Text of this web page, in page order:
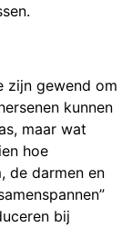
zijn gewend om
kunnen
maar wat
hoe
de darmen en
bij